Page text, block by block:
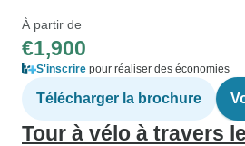
À partir de
€1,900
S'inscrire pour réaliser des économies
Télécharger la brochure
Tour à vélo à travers